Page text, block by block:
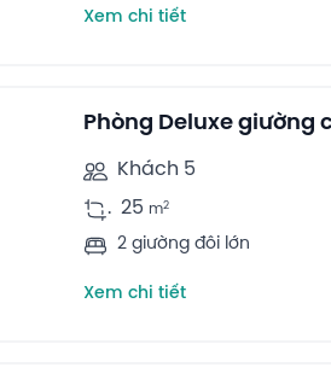
Xem chi tiết
Phòng Deluxe giường
Khách 5
. 25 m2
2 giường đôi lớn
Xem chi tiết